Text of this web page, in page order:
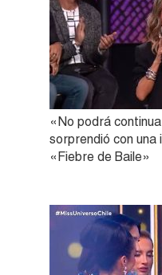
«No podrá
sorprendió con una
«Fiebre de Baile»